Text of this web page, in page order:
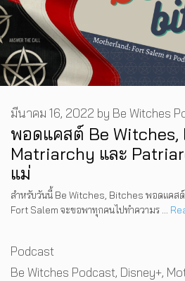
พอดแคสต์ Be Witches,
Matriarchy และ
แม่
มีนาคม 16, 2022 by Be Witches
สำหรับวันนี้ Be Witches, Bitches พอดแคส
Fort Salem จะขอพาทุกคนไปทำความร …
Categories
Podcast
Tags
Be Witches Podcast, Disney+,